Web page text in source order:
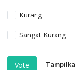
Kurang
Sangat Kurang
Vote